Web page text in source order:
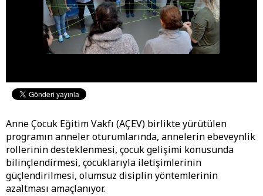
Anne Çocuk Eğitim Vakfı (AÇEV) birlikte yürütülen
programın anneler oturumlarında, annelerin ebeveynlik
rollerinin desteklenmesi, çocuk gelişimi konusunda
bilinçlendirmesi, çocuklarıyla iletişimlerinin
güçlendirilmesi, olumsuz disiplin yöntemlerinin
azaltması amaçlanıyor.